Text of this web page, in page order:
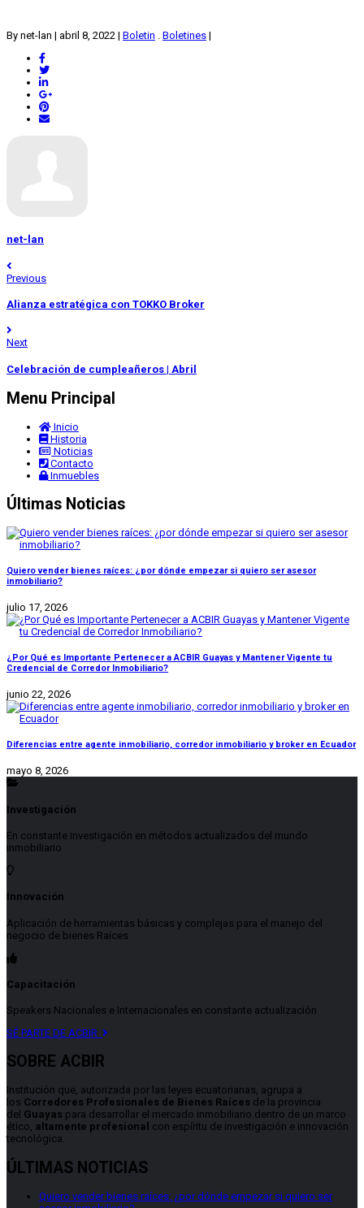
By net-lan | abril 8, 2022 | Boletin . Boletines |
net-lan
Previous
Alianza estratégica con TOKKO Broker
Next
Celebración de cumpleañeros | Abril
Menu Principal
Inicio
Historia
Noticias
Contacto
Inmuebles
Últimas Noticias
Quiero vender bienes raíces: ¿por dónde empezar si quiero ser asesor
inmobiliario?
julio 17, 2026
¿Por Qué es Importante Pertenecer a ACBIR Guayas y Mantener Vigente tu
Credencial de Corredor Inmobiliario?
junio 22, 2026
Diferencias entre agente inmobiliario, corredor inmobiliario y broker en Ecuador
mayo 8, 2026
Investigación
En constante investigación en métodos actualizados del mundo
inmobiliario
Innovación
Aplicación de herramientas básicas y complejas para el manejo del
negocio de bienes Raíces
Capacitación
Speakers Nacionales e Internacionales en constante actualización
SÉ PARTE DE ACBIR
SOBRE ACBIR
Institución que, autorizada por las leyes ecuatorianas, agrupa a
los Corredores Profesionales de Bienes Raíces de la provincia
del Guayas para desarrollar el mercado inmobiliario dentro de un marco
ético, altamente profesional con espíritu de investigación e innovación
tecnológica.
ÚLTIMAS NOTICIAS
Quiero vender bienes raíces: ¿por dónde empezar si quiero ser